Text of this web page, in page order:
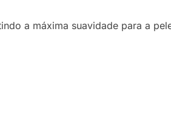
a máxima suavidade para a